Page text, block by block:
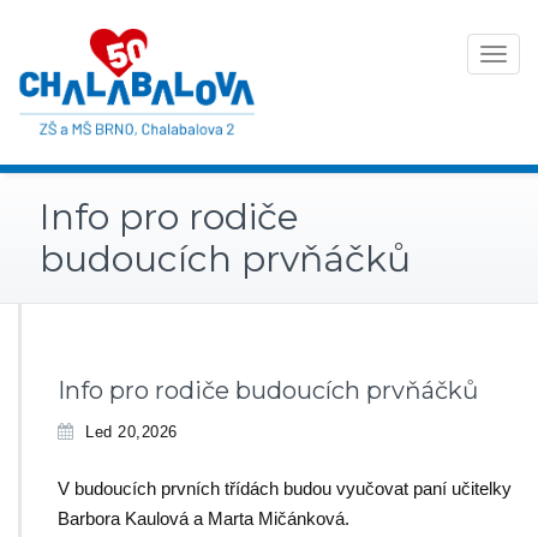
Toggle
Info pro rodiče
budoucích prvňáčků
Info pro rodiče budoucích prvňáčků
Led 20,2026
V budoucích prvních třídách budou vyučovat paní učitelky
Barbora Kaulová a Marta Mičánková.